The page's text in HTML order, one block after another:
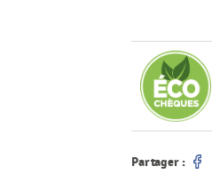
Partager :